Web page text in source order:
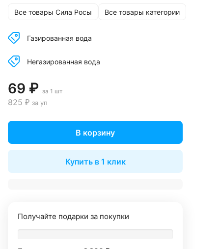
Все товары Сила Росы Все товары категории
Газированная вода
Негазированная вода
69 ₽ за 1 шт
825 ₽ за уп
В корзину
Купить в 1 клик
Получайте подарки за покупки